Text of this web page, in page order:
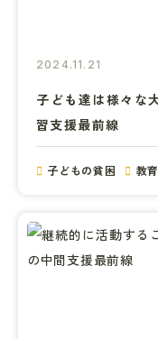
2024.11.21
子ども達は様々
習支援最前線
子どもの貧困 教